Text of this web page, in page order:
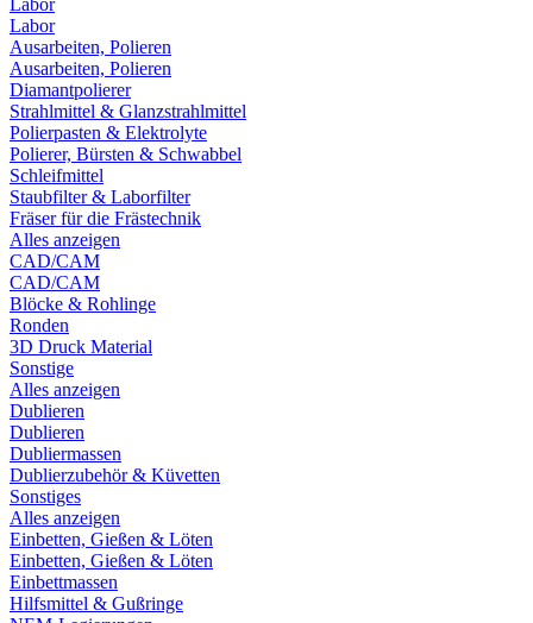
Labor
Labor
Ausarbeiten, Polieren
Ausarbeiten, Polieren
Diamantpolierer
Strahlmittel & Glanzstrahlmittel
Polierpasten & Elektrolyte
Polierer, Bürsten & Schwabbel
Schleifmittel
Staubfilter & Laborfilter
Fräser für die Frästechnik
Alles anzeigen
CAD/CAM
CAD/CAM
Blöcke & Rohlinge
Ronden
3D Druck Material
Sonstige
Alles anzeigen
Dublieren
Dublieren
Dubliermassen
Dublierzubehör & Küvetten
Sonstiges
Alles anzeigen
Einbetten, Gießen & Löten
Einbetten, Gießen & Löten
Einbettmassen
Hilfsmittel & Gußringe